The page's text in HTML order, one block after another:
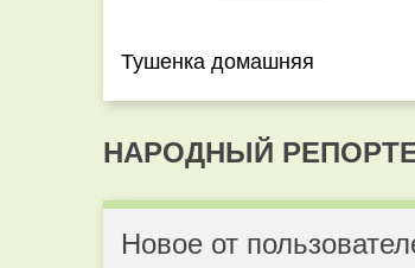
Тушенка домашняя
НАРОДНЫЙ
Новое от